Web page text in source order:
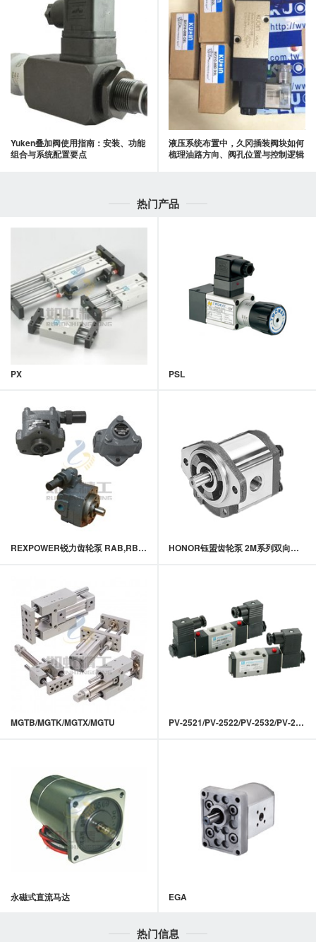
Yuken叠加阀使用指南：安装、功能
组合与系统配置要点
液压系统布置中，久冈插装阀块如何
梳理油路方向、阀孔位置与控制逻辑
热门产品
PX PSL
REXPOWER锐力齿轮泵 RAB,RBB系列摆线齿轮泵 HONOR钰盟齿轮泵 2M系列双向齿轮马达
MGTB/MGTK/MGTX/MGTU PV-2521/PV-2522/PV-2532/PV-2542
永磁式直流马达 EGA
热门信息